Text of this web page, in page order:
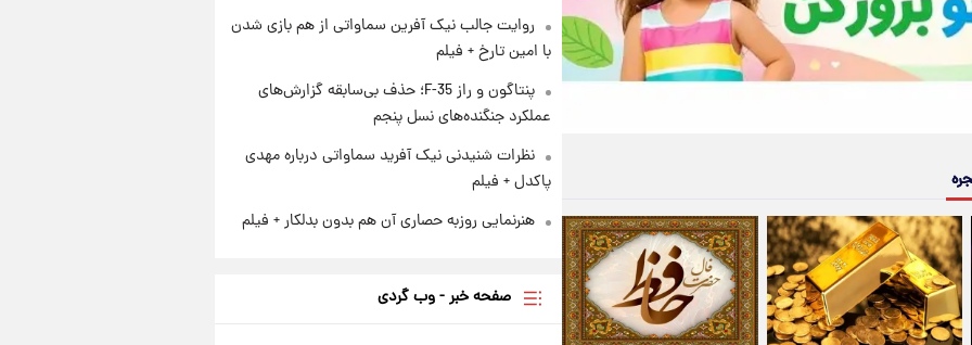
روایت جالب نیک آفرین سماواتی از هم بازی شدن
با امین تارخ + فیلم
پنتاگون و راز F-35؛ حذف بی‌سابقه گزارش‌های
عملکرد جنگنده‌های نسل پنجم
نظرات شنیدنی نیک آفرید سماواتی درباره مهدی
پاکدل + فیلم
هنرنمایی روزبه حصاری آن هم بدون بدلکار + فیلم
صفحه خبر - وب گردی